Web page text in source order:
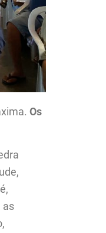
Os
as